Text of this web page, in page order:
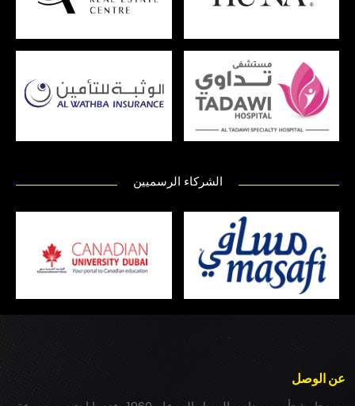
الشركاء الرسميين
عن الوصل